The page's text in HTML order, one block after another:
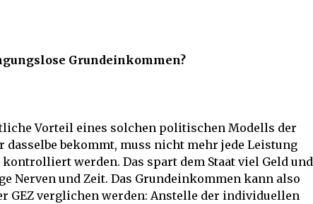
Grundeinkommen?
Vorteil eines solchen politischen Modells der
dasselbe bekommt, muss nicht mehr jede Leistung
werden. Das spart dem Staat viel Geld und
Nerven und Zeit. Das Grundeinkommen kann also
GEZ verglichen werden: Anstelle der individuellen